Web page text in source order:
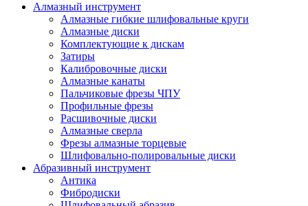
Алмазный инструмент
Алмазные гибкие шлифовальные круги
Алмазные диски
Комплектующие к дискам
Затиры
Калибровочные диски
Алмазные канаты
Пальчиковые фрезы ЧПУ
Профильные фрезы
Расшивочные диски
Алмазные сверла
Фрезы алмазные торцевые
Шлифовально-полировальные диски
Абразивный инструмент
Антика
Фибродиски